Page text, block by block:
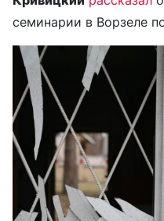
семинарии в Ворзеле